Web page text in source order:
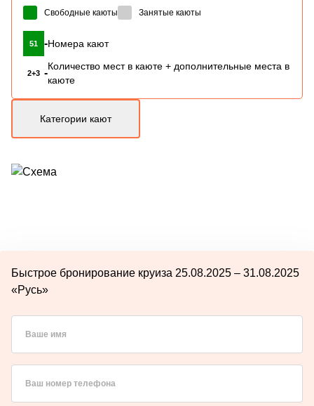
Свободные каюты Занятые каюты
51 -Номера кают
2+3 -
Количество мест в каюте + дополнительные места в
каюте
Категории кают
Быстрое бронирование круиза 25.08.2025 – 31.08.2025
«Русь»
Ваше имя
Ваш номер телефона